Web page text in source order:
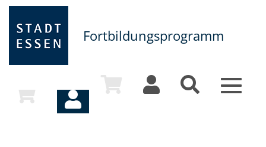
Fortbildungsprogramm
Toggle